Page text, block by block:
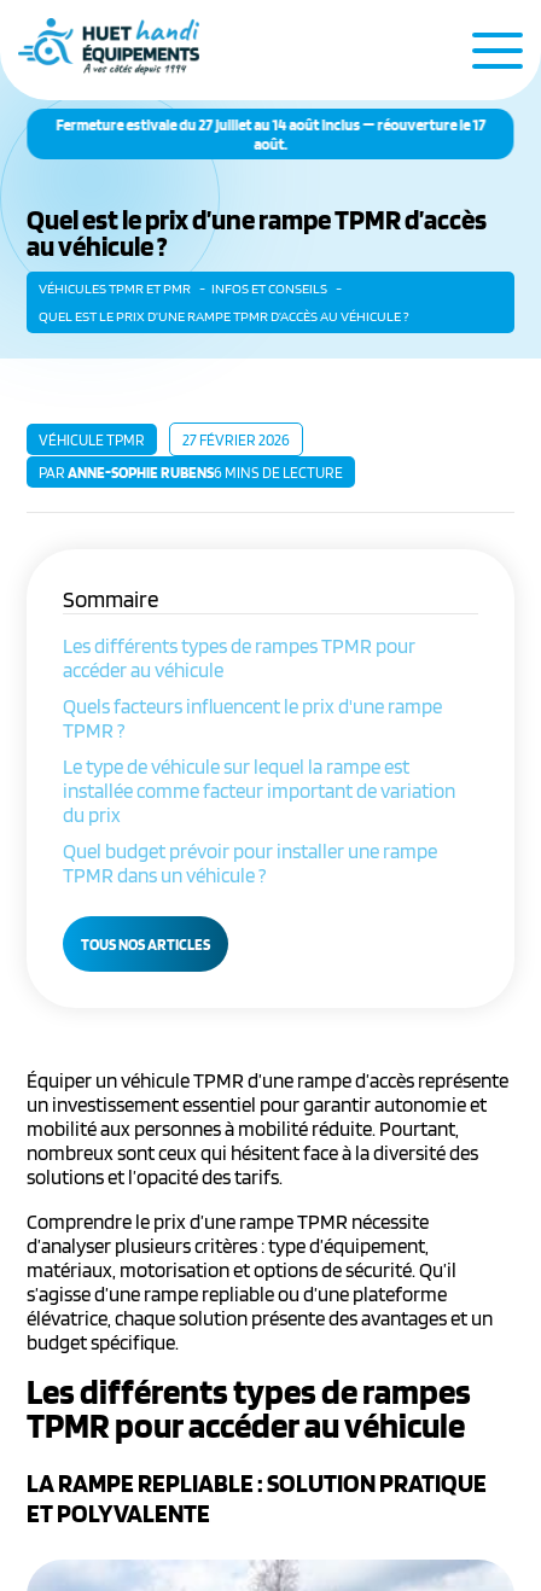
Fermeture estivale du 27 juillet au 14 août inclus — réouverture le 17
août.
Quel est le prix d’une rampe TPMR d’accès
au véhicule ?
VÉHICULES TPMR ET PMR
INFOS ET CONSEILS
QUEL EST LE PRIX D’UNE RAMPE TPMR D’ACCÈS AU VÉHICULE ?
VÉHICULE TPMR
27 FÉVRIER 2026
PARANNE-SOPHIE RUBENS6 MINS DE LECTURE
Sommaire
Les différents types de rampes TPMR pour
accéder au véhicule
Quels facteurs influencent le prix d'une rampe
TPMR ?
Le type de véhicule sur lequel la rampe est
installée comme facteur important de variation
du prix
Quel budget prévoir pour installer une rampe
TPMR dans un véhicule ?
TOUS NOS ARTICLES
Équiper un véhicule TPMR d’une rampe d’accès représente
un investissement essentiel pour garantir autonomie et
mobilité aux personnes à mobilité réduite. Pourtant,
nombreux sont ceux qui hésitent face à la diversité des
solutions et l’opacité des tarifs.
Comprendre le prix d’une rampe TPMR nécessite
d’analyser plusieurs critères : type d’équipement,
matériaux, motorisation et options de sécurité. Qu’il
s’agisse d’une rampe repliable ou d’une plateforme
élévatrice, chaque solution présente des avantages et un
budget spécifique.
Les différents types de rampes
TPMR pour accéder au véhicule
LA RAMPE REPLIABLE : SOLUTION PRATIQUE
ET POLYVALENTE